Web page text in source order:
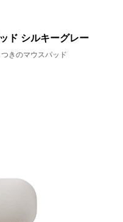
ド シルキーグレー
きのマウスパッド